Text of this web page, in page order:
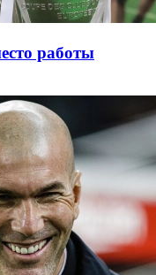
работы